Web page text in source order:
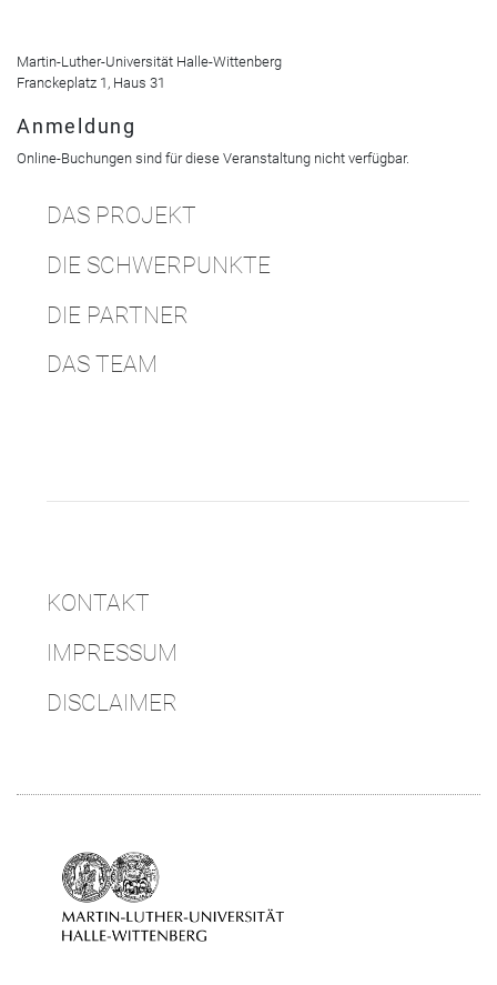
Martin-Luther-Universität Halle-Wittenberg
Franckeplatz 1, Haus 31
Anmeldung
Online-Buchungen sind für diese Veranstaltung nicht verfügbar.
DAS PROJEKT
DIE SCHWERPUNKTE
DIE PARTNER
DAS TEAM
KONTAKT
IMPRESSUM
DISCLAIMER